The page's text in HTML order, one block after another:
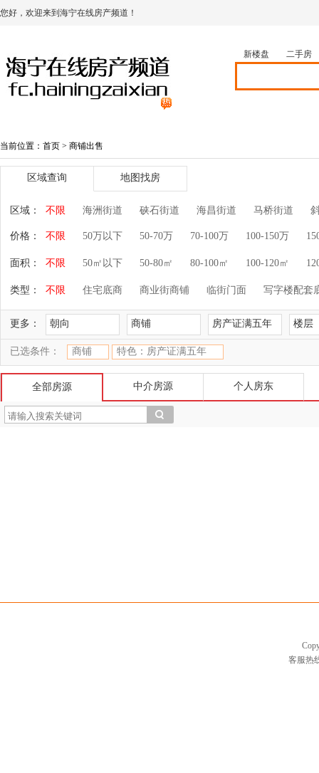
您好，欢迎来到海宁在线房产频道！
新楼盘 二手房
当前位置： 首页 > 商铺出售
区域查询 地图找房
区域： 不限 海洲街道 硖石街道 海昌街道 马桥街道
价格： 不限 50万以下 50-70万 70-100万 100-150万
面积： 不限 50㎡以下 50-80㎡ 80-100㎡ 100-120㎡
类型： 不限 住宅底商 商业街商铺 临街门面 写字楼配套
更多： 朝向 商铺 房产证满五年 楼层
已选条件： 商铺 特色：房产证满五年
全部房源 中介房源 个人房东
客服热